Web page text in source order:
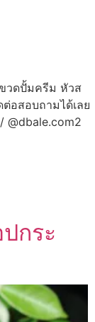
วดปั้มครีม หัวส
อสอบถามได้เลย
@dbale.com2
กระ